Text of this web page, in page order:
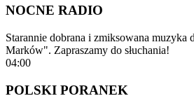
NOCNE RADIO
Starannie dobrana i zmiksowana muzyka
Marków". Zapraszamy do słuchania!
04:00
POLSKI PORANEK